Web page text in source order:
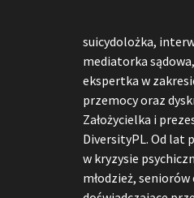
suicydolożka,
mediatorka
ekspertka w
przemocy oraz
Założycielka i
DiversityPL. Od lat
w kryzysie
młodzież,